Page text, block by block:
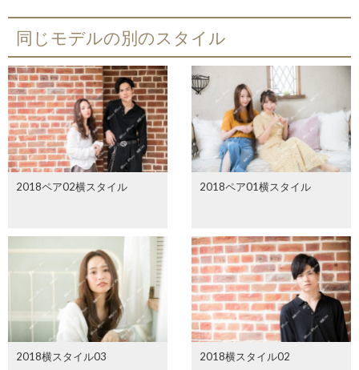
同じモデルの別のスタイル
2018ペア02横スタイル 2018ペア01横スタイル
2018横スタイル03 2018横スタイル02